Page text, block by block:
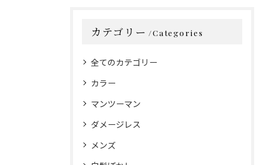
カテゴリー Categories
全てのカテゴリー
カラー
マンツーマン
ダメージレス
メンズ